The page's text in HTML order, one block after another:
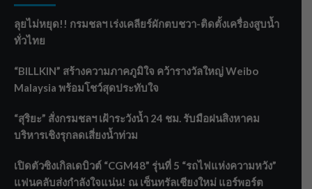
ลุยไม่หยุด!! กรมชลฯ เร่งเคลียร์ผักตบชวา-ติดตั้งเครื่องสูบน้ำ
ทั่วไทย
“BILLKIN” สร้างความภาคภูมิใจ คว้ารางวัลใหญ่ Weibo
Malaysia พร้อมโชว์สุดประทับใจ
“สุริยะ” สั่งกรมชลฯ เฝ้าระวังน้ำ 24 ชม. รับมือฝนสิงหาคม
บริหารเชิงรุกลดเสี่ยงน้ำท่วม
เปิดตัวซิงเกิลเดบิวต์ “CGM48” รุ่นที่ 5 “รถไฟแห่งความหวัง”
แฟนคลับส่งกำลังใจแน่น! ณ เซ็นทรัลเชียงใหม่ แอร์พอร์ต